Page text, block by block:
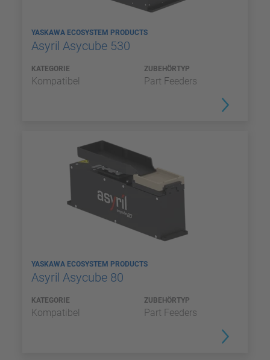
YASKAWA ECOSYSTEM PRODUCTS
Asyril Asycube 530
KATEGORIE
Kompatibel
ZUBEHÖRTYP
Part Feeders
YASKAWA ECOSYSTEM PRODUCTS
Asyril Asycube 80
KATEGORIE
Kompatibel
ZUBEHÖRTYP
Part Feeders